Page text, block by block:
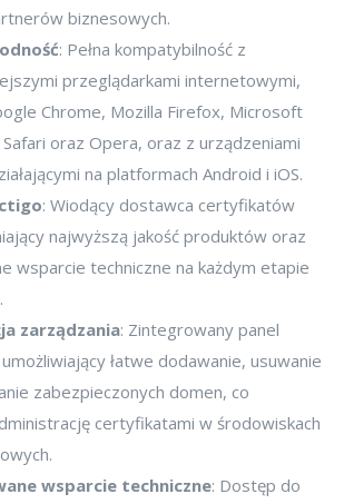
biznesowych.
: Pełna kompatybilność z
przeglądarkami internetowymi,
Chrome, Mozilla Firefox, Microsoft
oraz Opera, oraz z urządzeniami
na platformach Android i iOS.
: Wiodący dostawca certyfikatów
najwyższą jakość produktów oraz
wsparcie techniczne na każdym etapie
zarządzania: Zintegrowany panel
łatwe dodawanie, usuwanie
zabezpieczonych domen, co
certyfikatami w środowiskach
wsparcie techniczne: Dostęp do